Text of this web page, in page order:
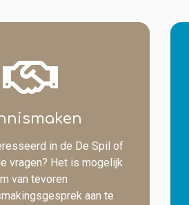
in de De Spil of
vragen? Het is mogelijk
van tevoren
aan te